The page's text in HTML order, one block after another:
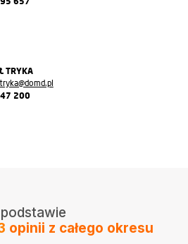
TRYKA
200
opinii z całego okresu